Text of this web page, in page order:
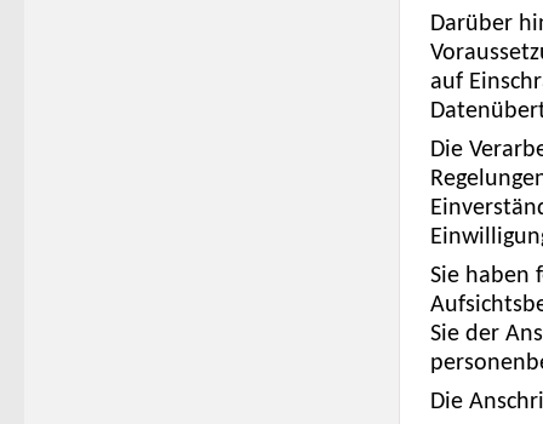
Darüber
auf
Die
Sie haben
Sie der
Die